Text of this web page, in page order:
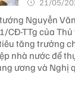
21/05/
Nguyễn
CĐ-TTg của
tăng trưởng
nhà nước để
ương và Nghị